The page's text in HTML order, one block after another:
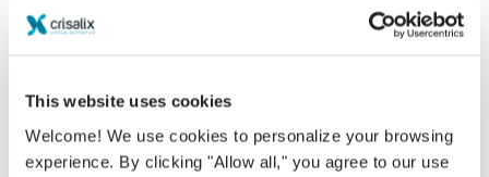
This website uses cookies
Welcome! We use cookies to personalize your browsing
experience. By clicking "Allow all," you agree to our use